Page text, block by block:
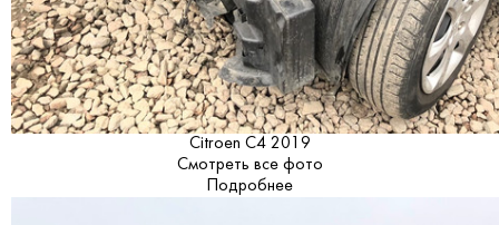
Citroen C4 2019
Смотреть все фото
Подробнее